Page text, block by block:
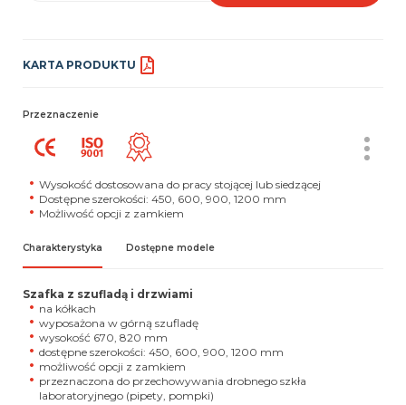
KARTA PRODUKTU
Przeznaczenie
Wysokość dostosowana do pracy stojącej lub siedzącej
Dostępne szerokości: 450, 600, 900, 1200 mm
Możliwość opcji z zamkiem
Charakterystyka Dostępne modele
Szafka z szufladą i drzwiami
na kółkach
wyposażona w górną szufladę
wysokość 670, 820 mm
dostępne szerokości: 450, 600, 900, 1200 mm
możliwość opcji z zamkiem
przeznaczona do przechowywania drobnego szkła
laboratoryjnego (pipety, pompki)